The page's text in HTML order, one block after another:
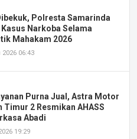
Polresta Samarinda
Narkoba Selama
Mahakam 2026
06:43
Purna Jual, Astra Motor
Timur 2 Resmikan AHASS
Abadi
19:29